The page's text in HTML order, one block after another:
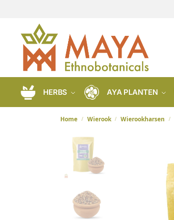
HERBS AYA PLANTEN
Home / Wierook / Wierookharsen /